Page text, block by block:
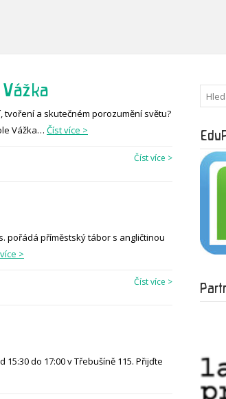
a skutečném porozumění světu?
Vážka… Číst více >
Číst více >
pořádá příměstský tábor s angličtinou
>
Číst více >
do 17:00 v Třebušíně 115. Přijďte